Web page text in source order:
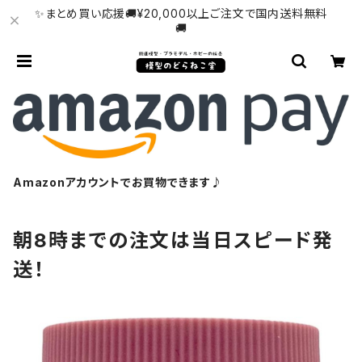
✨まとめ買い応援🚚¥20,000以上ご注文で国内送料無料
🚚
Amazonアカウントでお買物できます♪
朝8時までの注文は当日スピード発
送！